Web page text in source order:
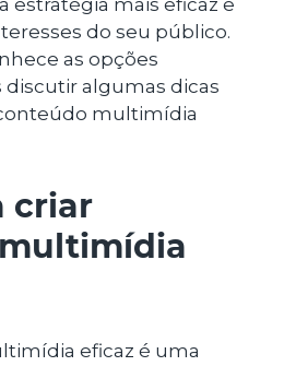
estratégia mais eficaz e
do seu público.
as opções
discutir algumas dicas
multimídia
criar
eficaz é uma